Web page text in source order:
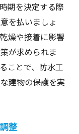
期を決定する際
を払いましょ
燥や接着に影響
が求められま
ことで、防水工
建物の保護を実
整